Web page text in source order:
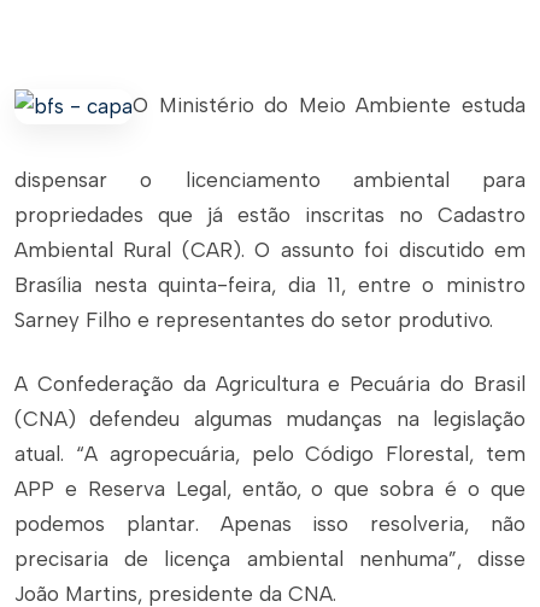
O Ministério do Meio Ambiente estuda
dispensar o licenciamento ambiental para
propriedades que já estão inscritas no Cadastro
Ambiental Rural (CAR). O assunto foi discutido em
Brasília nesta quinta-feira, dia 11, entre o ministro
Sarney Filho e representantes do setor produtivo.
A Confederação da Agricultura e Pecuária do Brasil
(CNA) defendeu algumas mudanças na legislação
atual. “A agropecuária, pelo Código Florestal, tem
APP e Reserva Legal, então, o que sobra é o que
podemos plantar. Apenas isso resolveria, não
precisaria de licença ambiental nenhuma”, disse
João Martins, presidente da CNA.